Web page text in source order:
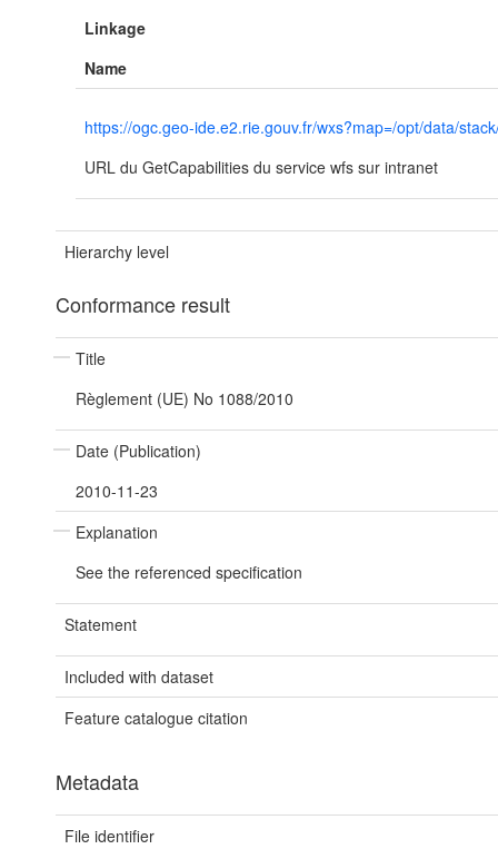
Linkage
Name
https://ogc.geo-ide.e2.rie.gouv.fr/wxs?map=/opt/data/
URL du GetCapabilities du service wfs sur intranet
Hierarchy level
Conformance result
Title
Règlement (UE) No 1088/2010
Date (Publication)
2010-11-23
Explanation
See the referenced specification
Statement
Included with dataset
Feature catalogue citation
Metadata
File identifier